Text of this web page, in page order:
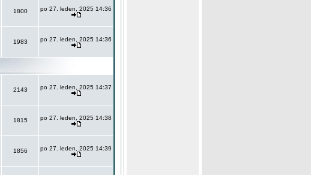
1800 po 27. leden, 2025 14:36
1983 po 27. leden, 2025 14:36
2143 po 27. leden, 2025 14:37
1815 po 27. leden, 2025 14:38
1856 po 27. leden, 2025 14:39